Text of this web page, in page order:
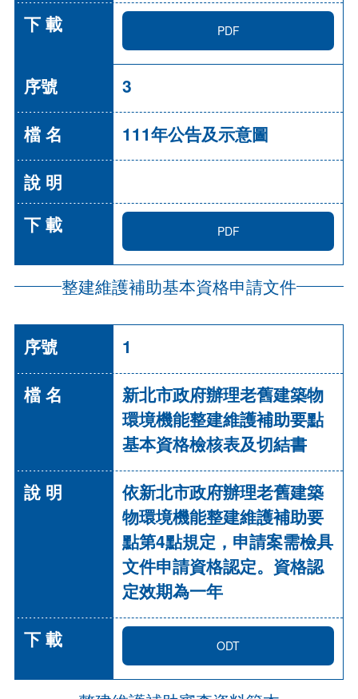
PDF
3
111年公告及示意圖
PDF
整建維護補助基本資格申請文件
1
新北市政府辦理老舊建築物
環境機能整建維護補助要點
基本資格檢核表及切結書
依新北市政府辦理老舊建築
物環境機能整建維護補助要
點第4點規定，申請案需檢具
文件申請資格認定。資格認
定效期為一年
ODT